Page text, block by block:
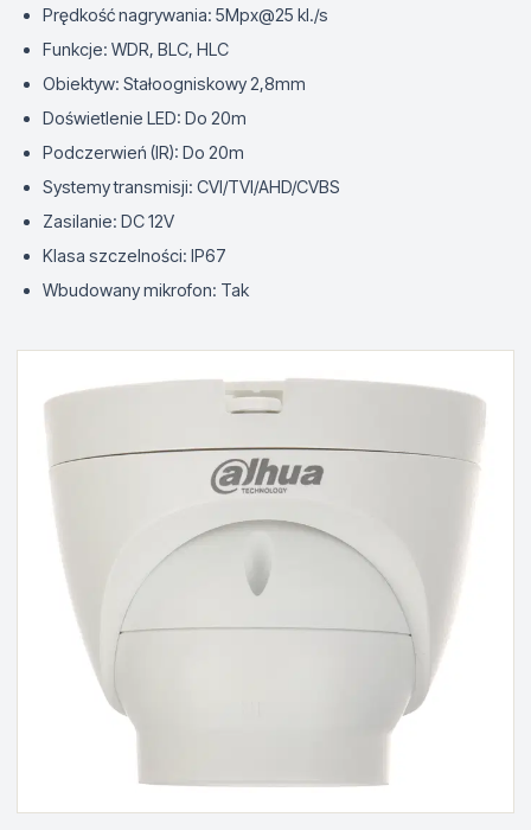
Prędkość nagrywania: 5Mpx@25 kl./s
Funkcje: WDR, BLC, HLC
Obiektyw: Stałoogniskowy 2,8mm
Doświetlenie LED: Do 20m
Podczerwień (IR): Do 20m
Systemy transmisji: CVI/TVI/AHD/CVBS
Zasilanie: DC 12V
Klasa szczelności: IP67
Wbudowany mikrofon: Tak